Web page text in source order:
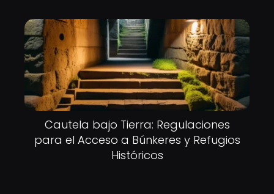
Cautela bajo Tierra: Regulaciones
para el Acceso a Búnkeres y Refugios
Históricos